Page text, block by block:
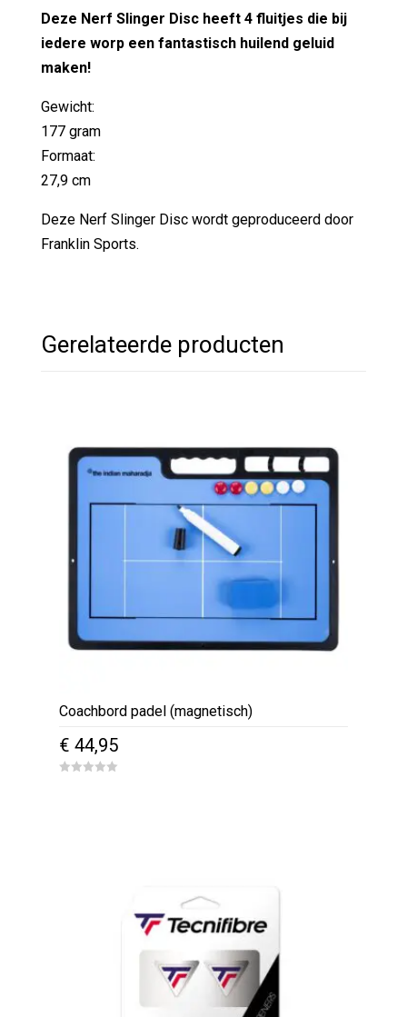
Deze Nerf Slinger Disc heeft 4 fluitjes die bij
iedere worp een fantastisch huilend geluid
maken!
Gewicht:
177 gram
Formaat:
27,9 cm
Deze Nerf Slinger Disc wordt geproduceerd door
Franklin Sports.
Gerelateerde producten
Coachbord padel (magnetisch)
€ 44,95